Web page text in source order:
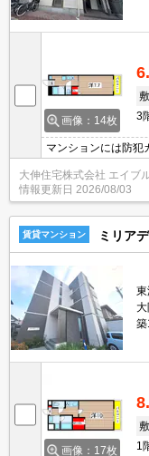
画像：14枚
敷
3
マンションには防犯
ートになります。
都・大阪方面も時短
ターがあって便利で
大伸住宅株式会社 エイブ
情報更新日 2026/08/03
賃貸マンション ミリア
東
大
画像：17枚
敷
1